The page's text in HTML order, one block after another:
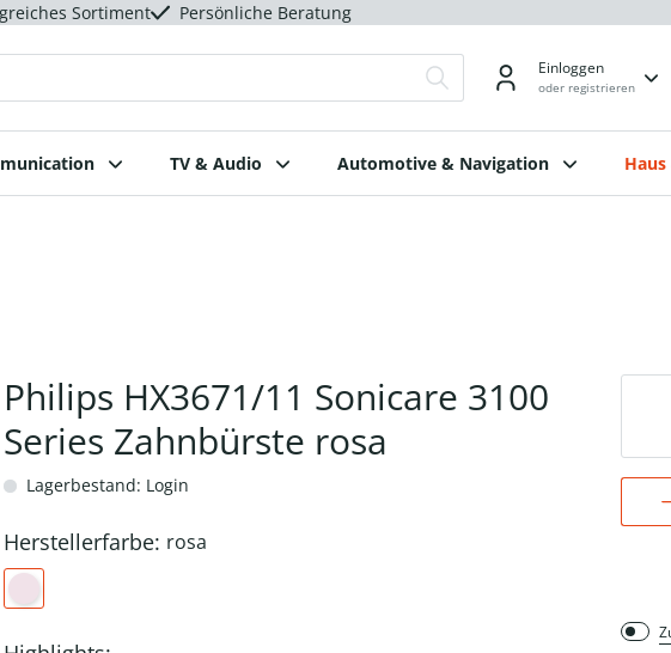
Sortiment Persönliche Beratung
Einloggen
oder registrieren
TV & Audio Automotive & Navigation
Philips HX3671/11 Sonicare 3100
Series Zahnbürste rosa
Lagerbestand: Login
Herstellerfarbe: rosa